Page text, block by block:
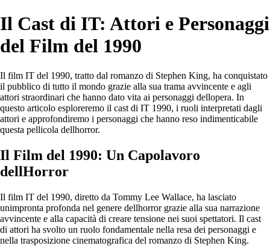
Il Cast di IT: Attori e Personaggi
del Film del 1990
Il film IT del 1990, tratto dal romanzo di Stephen King, ha conquistato
il pubblico di tutto il mondo grazie alla sua trama avvincente e agli
attori straordinari che hanno dato vita ai personaggi dellopera. In
questo articolo esploreremo il cast di IT 1990, i ruoli interpretati dagli
attori e approfondiremo i personaggi che hanno reso indimenticabile
questa pellicola dellhorror.
Il Film del 1990: Un Capolavoro
dellHorror
Il film IT del 1990, diretto da Tommy Lee Wallace, ha lasciato
unimpronta profonda nel genere dellhorror grazie alla sua narrazione
avvincente e alla capacità di creare tensione nei suoi spettatori. Il cast
di attori ha svolto un ruolo fondamentale nella resa dei personaggi e
nella trasposizione cinematografica del romanzo di Stephen King.